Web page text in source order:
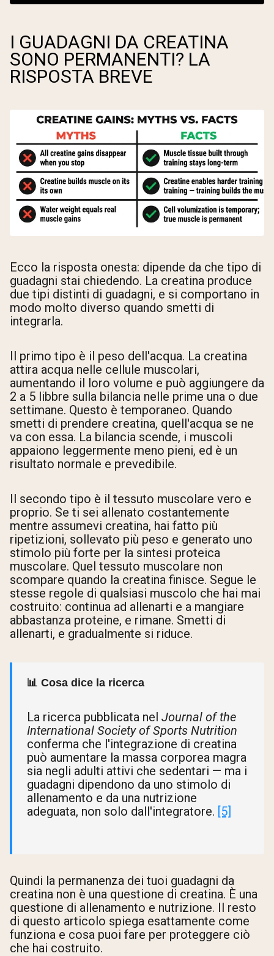
I GUADAGNI DA CREATINA
SONO PERMANENTI? LA
RISPOSTA BREVE
Ecco la risposta onesta: dipende da che tipo di
guadagni stai chiedendo. La creatina produce
due tipi distinti di guadagni, e si comportano in
modo molto diverso quando smetti di
integrarla.
Il primo tipo è il peso dell'acqua. La creatina
attira acqua nelle cellule muscolari,
aumentando il loro volume e può aggiungere da
2 a 5 libbre sulla bilancia nelle prime una o due
settimane. Questo è temporaneo. Quando
smetti di prendere creatina, quell'acqua se ne
va con essa. La bilancia scende, i muscoli
appaiono leggermente meno pieni, ed è un
risultato normale e prevedibile.
Il secondo tipo è il tessuto muscolare vero e
proprio. Se ti sei allenato costantemente
mentre assumevi creatina, hai fatto più
ripetizioni, sollevato più peso e generato uno
stimolo più forte per la sintesi proteica
muscolare. Quel tessuto muscolare non
scompare quando la creatina finisce. Segue le
stesse regole di qualsiasi muscolo che hai mai
costruito: continua ad allenarti e a mangiare
abbastanza proteine, e rimane. Smetti di
allenarti, e gradualmente si riduce.
📊 Cosa dice la ricerca
La ricerca pubblicata nel Journal of the
International Society of Sports Nutrition
conferma che l'integrazione di creatina
può aumentare la massa corporea magra
sia negli adulti attivi che sedentari — ma i
guadagni dipendono da uno stimolo di
allenamento e da una nutrizione
adeguata, non solo dall'integratore. [5]
Quindi la permanenza dei tuoi guadagni da
creatina non è una questione di creatina. È una
questione di allenamento e nutrizione. Il resto
di questo articolo spiega esattamente come
funziona e cosa puoi fare per proteggere ciò
che hai costruito.